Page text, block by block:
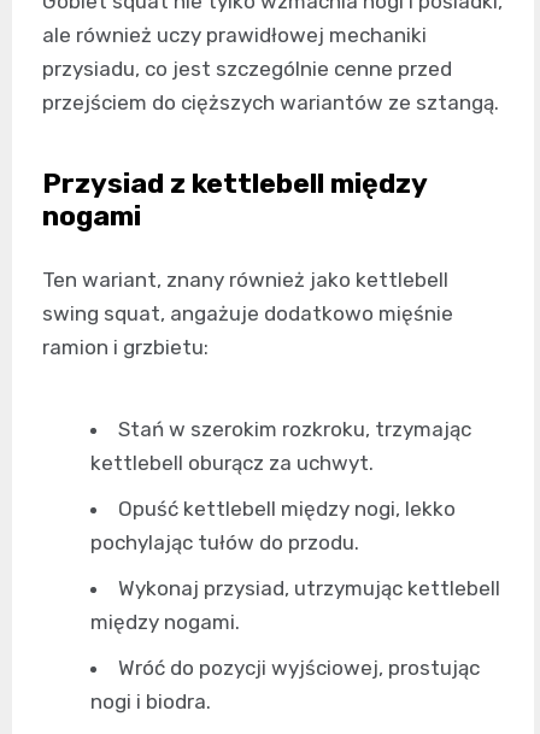
ale również uczy prawidłowej mechaniki
przysiadu, co jest szczególnie cenne przed
przejściem do cięższych wariantów ze sztangą.
Przysiad z kettlebell między
nogami
Ten wariant, znany również jako kettlebell
swing squat, angażuje dodatkowo mięśnie
ramion i grzbietu:
Stań w szerokim rozkroku, trzymając
kettlebell oburącz za uchwyt.
Opuść kettlebell między nogi, lekko
pochylając tułów do przodu.
Wykonaj przysiad, utrzymując kettlebell
między nogami.
Wróć do pozycji wyjściowej, prostując
nogi i biodra.